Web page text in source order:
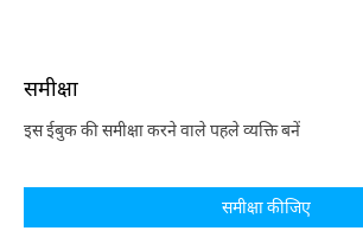
समीक्षा
इस ईबुक की समीक्षा करने वाले पहले व्यक्ति बनें
समीक्षा कीजिए